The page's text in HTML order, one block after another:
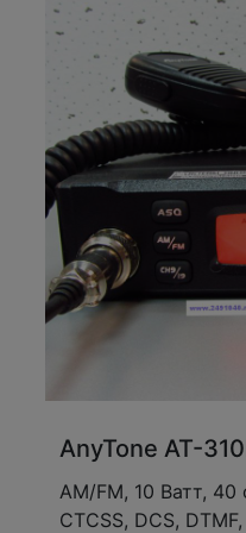
AnyTone АТ-
АМ/FM, 10 Ватт,
CTCSS, DCS,